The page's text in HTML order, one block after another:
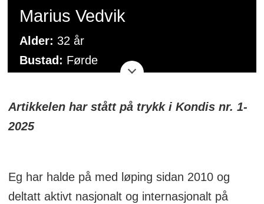
Marius Vedvik
Alder: 32 år
Bustad: Førde
Yrke: Online treningsvegleiar og
3000 m, 13.29,46 på 5000 m, 28.42,15 på
10 000 m og 1.04.14 på halvmaraton
Artikkelen har stått på trykk i Kondis nr. 1-
2025
Eg har halde på med løping sidan 2010 og
deltatt aktivt nasjonalt og internasjonalt på